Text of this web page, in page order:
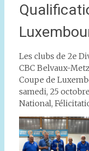
Les clubs de 2e
CBC Belvaux-
Coupe de
samedi, 25
National,